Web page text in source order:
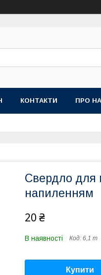
КОНТАКТИ ПРО
Свердло для
напиленням
20 ₴
В наявності Код: 6,1 т
Купити